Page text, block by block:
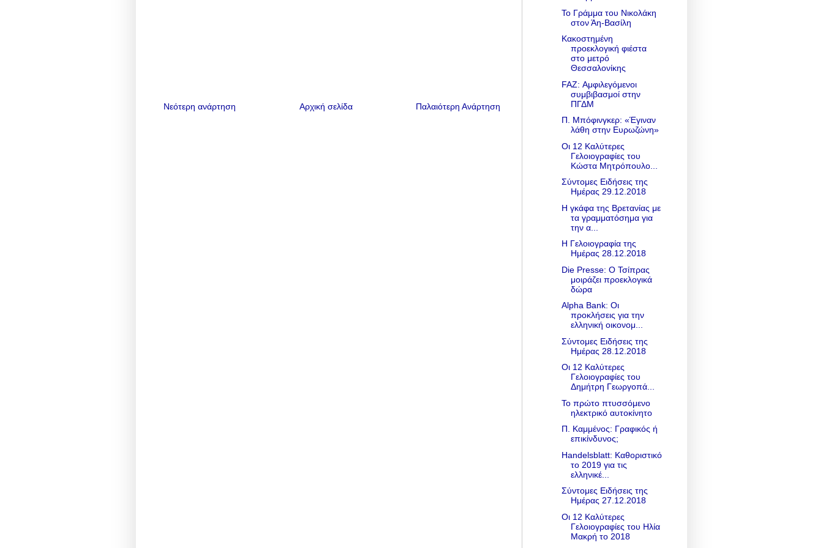
Νεότερη ανάρτηση Παλαιότερη Ανάρτηση
Αρχική σελίδα
Το Γράμμα του Νικολάκη
στον Άη-Βασίλη
Κακοστημένη
προεκλογική φιέστα
στο μετρό
Θεσσαλονίκης
FAZ: Αμφιλεγόμενοι
συμβιβασμοί στην
ΠΓΔΜ
Π. Μπόφινγκερ: «Έγιναν
λάθη στην Ευρωζώνη»
Οι 12 Καλύτερες
Γελοιογραφίες του
Κώστα Μητρόπουλο...
Σύντομες Ειδήσεις της
Ημέρας 29.12.2018
Η γκάφα της Βρετανίας με
τα γραμματόσημα για
την α...
Η Γελοιογραφία της
Ημέρας 28.12.2018
Die Presse: Ο Τσίπρας
μοιράζει προεκλογικά
δώρα
Alpha Bank: Οι
προκλήσεις για την
ελληνική οικονομ...
Σύντομες Ειδήσεις της
Ημέρας 28.12.2018
Οι 12 Καλύτερες
Γελοιογραφίες του
Δημήτρη Γεωργοπά...
Το πρώτο πτυσσόμενο
ηλεκτρικό αυτοκίνητο
Π. Καμμένος: Γραφικός ή
επικίνδυνος;
Handelsblatt: Καθοριστικό
το 2019 για τις
ελληνικέ...
Σύντομες Ειδήσεις της
Ημέρας 27.12.2018
Οι 12 Καλύτερες
Γελοιογραφίες του Ηλία
Μακρή το 2018